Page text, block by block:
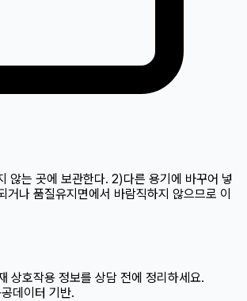
않는 곳에 보관한다. 2)다른 용기에 바꾸어 넣
거나 품질유지면에서 바람직하지 않으므로 이
상호작용 정보를 상담 전에 정리하세요.
데이터 기반.